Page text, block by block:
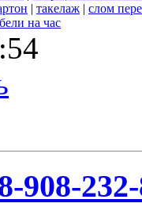
| такелаж | слом
на час
908-